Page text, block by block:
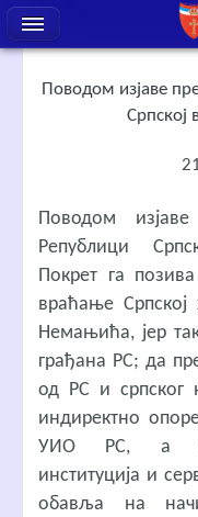
Поводом изјаве
Српској
Поводом
Републици
Покрет га
враћање
Немањића, јер
грађана РС; да
од РС и српског
индиректно
УИО РС, а
институција и
обавља на